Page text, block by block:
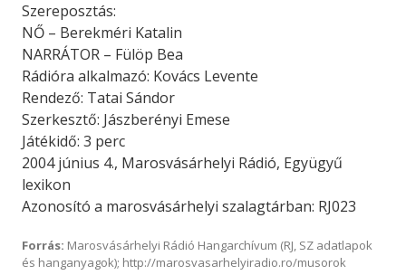
Szereposztás:
NŐ – Berekméri Katalin
NARRÁTOR – Fülöp Bea
Rádióra alkalmazó: Kovács Levente
Rendező: Tatai Sándor
Szerkesztő: Jászberényi Emese
Játékidő: 3 perc
2004 június 4., Marosvásárhelyi Rádió, Együgyű
lexikon
Azonosító a marosvásárhelyi szalagtárban: RJ023
Forrás: Marosvásárhelyi Rádió Hangarchívum (RJ, SZ adatlapok
és hanganyagok); http://marosvasarhelyiradio.ro/musorok